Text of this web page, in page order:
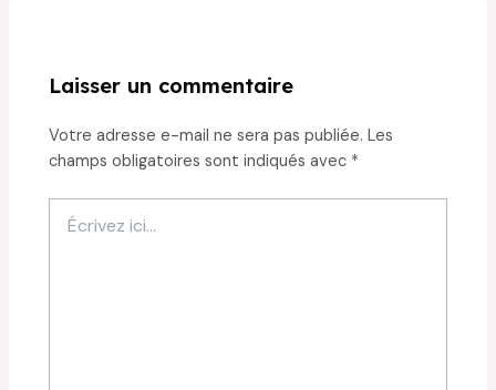
Laisser un commentaire
Votre adresse e-mail ne sera pas publiée. Les
champs obligatoires sont indiqués avec *
ici…